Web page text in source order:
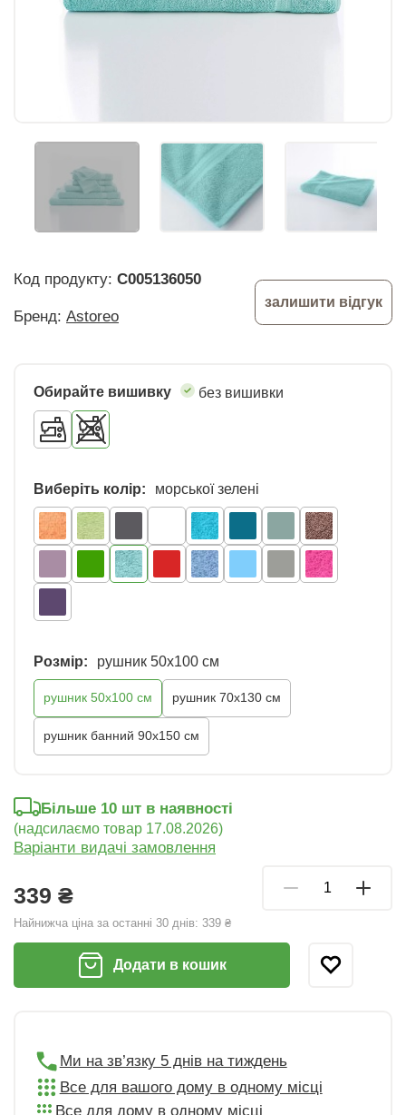
Код продукту: C005136050
Бренд: Astoreo
залишити відгук
Обирайте вишивку без вишивки
Виберіть колір: морської зелені
Розмір: рушник 50x100 см
рушник 50x100 см рушник 70х130 см
рушник банний 90x150 см
339 ₴
Найнижча ціна за останні 30 днів: 339 ₴
Більше 10 шт в наявності
(надсилаємо товар 17.08.2026)
Варіанти видачі замовлення
Додати в кошик
Ми на зв’язку 5 днів на тиждень
Все для вашого дому в одному місці
Все для дому в одному місці